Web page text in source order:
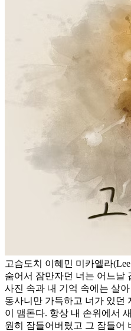
고슴도치 이혜민 미카엘라(Lee
숨어서 잠만자던 너는 어느날
사진 속과 내 기억 속에는 살
동사니만 가득하고 너가 있던
이 맴돈다. 항상 내 손위에서
원히 잠들어버렸고 그 잠들어